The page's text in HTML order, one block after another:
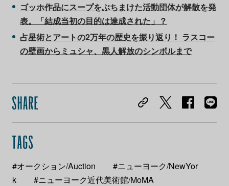
ゴッホ作品にスープをぶちまけた活動団体が解散を発
表。「結成当初の目的は達成された」？
占星術とアートの2万年の歴史を振り返り！ ラスコー
の壁画からミュシャ、黒人解放のシンボルまで
#オークション/Auction
#ニューヨーク/NewYor
k
#ニューヨーク近代美術館/MoMA